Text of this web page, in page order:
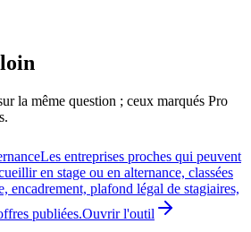
la même question ; ceux marqués Pro
Les entreprises proches qui peuvent
en stage ou en alternance, classées
encadrement, plafond légal de stagiaires,
publiées.Ouvrir l'outil